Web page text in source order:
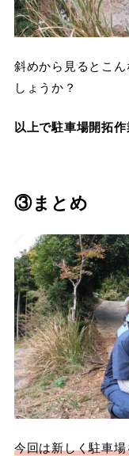
斜めから見るとこ
しょうか？
以上で駐車場開拓
③まとめ
今回は新しく駐車